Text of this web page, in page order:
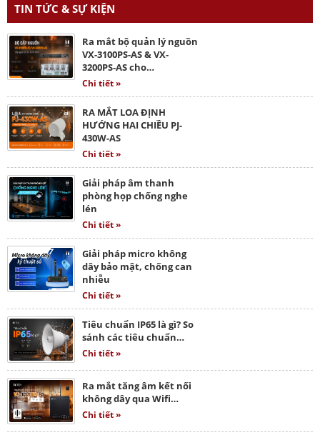
TIN TỨC & SỰ KIỆN
Ra mắt bộ quản lý nguồn
VX-3100PS-AS & VX-
3200PS-AS cho…
Chi tiết »
RA MẮT LOA ĐỊNH
HƯỚNG HAI CHIỀU PJ-
430W-AS
Chi tiết »
Giải pháp âm thanh
phòng họp chống nghe
lén
Chi tiết »
Giải pháp micro không
dây bảo mật, chống can
nhiễu
Chi tiết »
Tiêu chuẩn IP65 là gì? So
sánh các tiêu chuẩn…
Chi tiết »
Ra mắt tăng âm kết nối
không dây qua Wifi…
Chi tiết »